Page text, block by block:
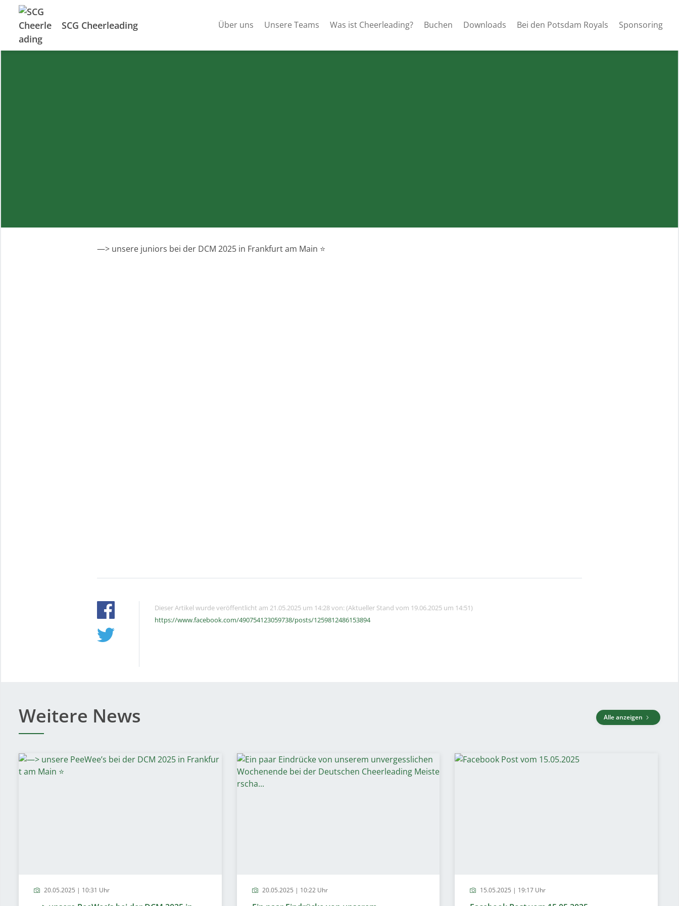
SCG Cheerleading Über uns Unsere Teams Was ist Cheerleading? Buchen Downloads Bei den Potsdam Royals Sponsoring
—> unsere juniors bei der DCM 2025 in Frankfurt am Main ⭐️
Dieser Artikel wurde veröffentlicht am 21.05.2025 um 14:28 von: (Aktueller Stand vom 19.06.2025 um 14:51)
https://www.facebook.com/490754123059738/posts/1259812486153894
Weitere News Alle anzeigen
20.05.2025 | 10:31 Uhr 20.05.2025 | 10:22 Uhr 15.05.2025 | 19:17 Uhr